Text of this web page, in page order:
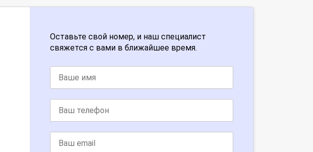
Оставьте свой номер, и наш специалист
свяжется с вами в ближайшее время.